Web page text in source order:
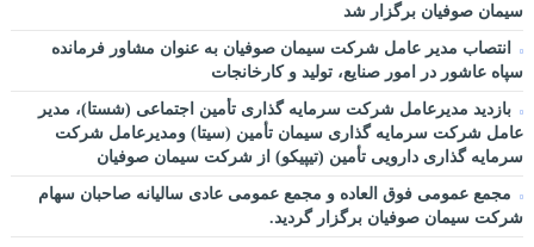
سیمان صوفیان برگزار شد
انتصاب مدیر عامل شرکت سیمان صوفیان به عنوان مشاور فرمانده
سپاه عاشور در امور صنایع، تولید و کارخانجات
بازدید مدیرعامل شرکت سرمایه گذاری تأمین اجتماعی (شستا)، مدیر
عامل شرکت سرمایه گذاری سیمان تأمین (سیتا) ومدیرعامل شرکت
سرمایه گذاری دارویی تأمین (تیپیکو) از شرکت سیمان صوفیان
مجمع عمومی فوق العاده و مجمع عمومی عادی سالیانه صاحبان سهام
شرکت سیمان صوفیان برگزار گردید.